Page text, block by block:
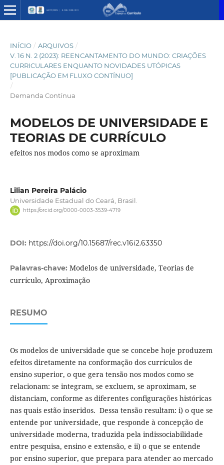
INÍCIO / ARQUIVOS /
V. 16 N. 2 (2023): REENCANTAMENTO DO MUNDO: CRIAÇÕES
CURRICULARES ENQUANTO NOVIDADES UTÓPICAS
[PUBLICAÇÃO EM FLUXO CONTÍNUO]
/
Demanda Contínua
MODELOS DE UNIVERSIDADE E
TEORIAS DE CURRÍCULO
efeitos nos modos como se aproximam
Lilian Pereira Palácio
Universidade Estadual do Ceará, Brasil.
https://orcid.org/0000-0003-3539-4719
DOI: https://doi.org/10.15687/rec.v16i2.63350
Palavras-chave: Modelos de universidade, Teorias de
currículo, Aproximação
RESUMO
Os modelos de universidade que se concebe hoje produzem
efeitos diretamente na conformação dos currículos de
ensino superior, o que gera tensão nos modos como se
relacionam: se integram, se excluem, se aproximam, se
distanciam, conforme as diferentes configurações históricas
nas quais estão inseridos. Dessa tensão resultam: i) o que se
entende por universidade, que responde à concepção de
universidade moderna, traduzida pela indissociabilidade
entre pesquisa, ensino e extensão, e ii) o que se entende
por ensino superior, que prepara para atender ao mercado